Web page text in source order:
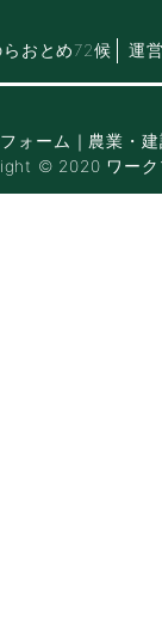
らおとめ72候 運
ォーム｜農業・
© 2020 ワーク